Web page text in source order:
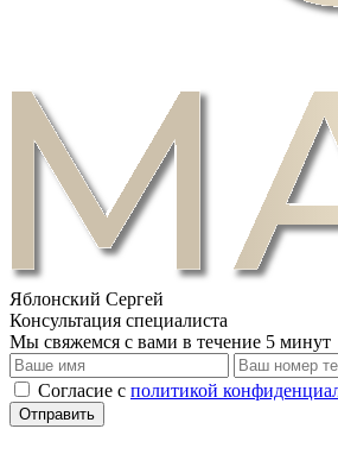
Яблонский Сергей
Консультация специалиста
Мы свяжемся с вами в течение 5 минут
Cогласие с политикой
Отправить